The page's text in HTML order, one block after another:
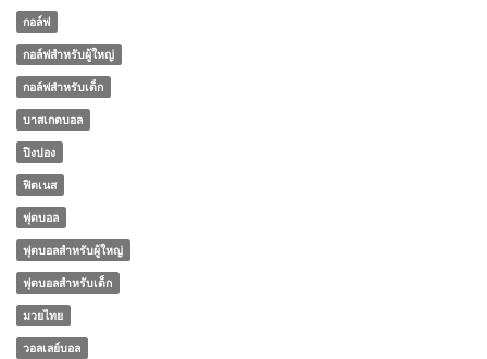
กอล์ฟ
กอล์ฟสำหรับผู้ใหญ่
กอล์ฟสำหรับเด็ก
บาสเกตบอล
ปิงปอง
ฟิตเนส
ฟุตบอล
ฟุตบอลสำหรับผู้ใหญ่
ฟุตบอลสำหรับเด็ก
มวยไทย
วอลเลย์บอล